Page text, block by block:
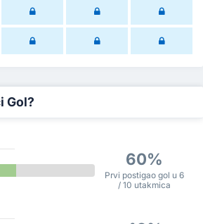
Gol?
60%
Prvi postigao gol u 6
/ 10 utakmica